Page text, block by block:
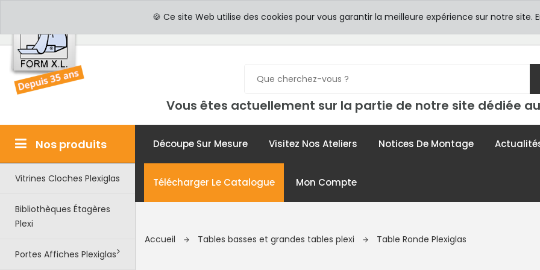
PROFESSIONNELS PARTICULIERS 8h00 -
Vous êtes actuellement sur la partie de notre site dédiée
Nos produits
Vitrines Cloches Plexiglas
Bibliothèques Étagères
Plexi
Portes Affiches Plexiglas
Découpe Sur Mesure Visitez Nos Ateliers Notices De Montage
Télécharger Le Catalogue Mon Compte
Accueil Tables basses et grandes tables plexi Table Ronde Plexiglas
🍪 Ce site Web utilise des cookies pour vous garantir la meilleure expérience sur notre site.